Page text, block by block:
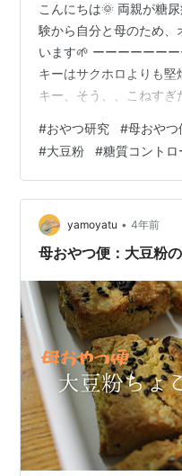
こんにちは🌞 両親が糖
験から自分と母のため
います🌱 ーーーーーー
キーはサクホロよりも堅
キー、そう、、こねすぎ
っと感は グルテンの力
お菓子ってやっぱり背徳
ーと実感。 今回はカリ
ココナッツシュガーと
で糖質を調整経過ふくめ
料 玄米粉50g …
#おやつ研究 #母おやつ
#大豆粉 #糖質コントロ
yamoyatu • 4年前
母おやつ便：大豆粉